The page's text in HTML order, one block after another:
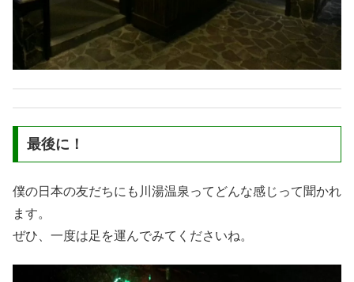
最後に！
僕の日本の友だちにも川湯温泉ってどんな感じって聞かれ
ます。
ぜひ、一度は足を運んでみてくださいね。